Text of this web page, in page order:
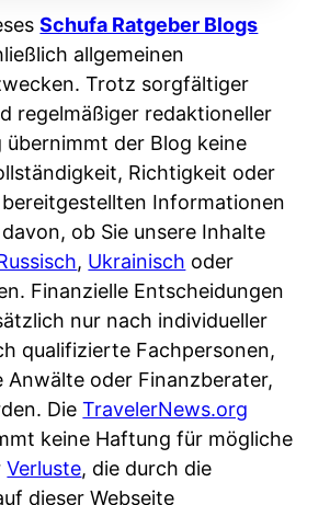
Schufa Ratgeber Blogs
allgemeinen
Trotz sorgfältiger
regelmäßiger redaktioneller
übernimmt der Blog keine
Richtigkeit oder
Informationen
ob Sie unsere Inhalte
, Ukrainisch oder
Finanzielle Entscheidungen
nur nach individueller
qualifizierte Fachpersonen,
Anwälte oder Finanzberater,
DieTravelerNews.org
keine Haftung für mögliche
Verluste, die durch die
dieser Webseite